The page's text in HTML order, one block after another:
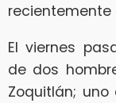
recientemente
El viernes
de dos
Zoquitlán;